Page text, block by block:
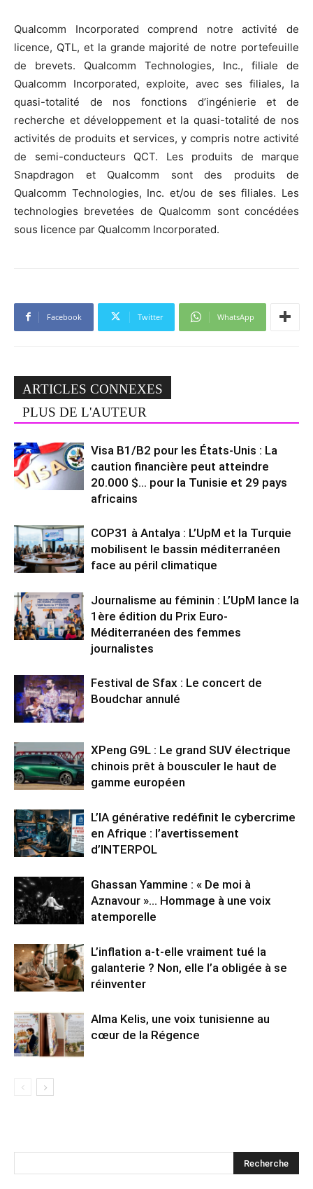
Qualcomm Incorporated comprend notre activité de
licence, QTL, et la grande majorité de notre portefeuille
de brevets. Qualcomm Technologies, Inc., filiale de
Qualcomm Incorporated, exploite, avec ses filiales, la
quasi-totalité de nos fonctions d’ingénierie et de
recherche et développement et la quasi-totalité de nos
activités de produits et services, y compris notre activité
de semi-conducteurs QCT. Les produits de marque
Snapdragon et Qualcomm sont des produits de
Qualcomm Technologies, Inc. et/ou de ses filiales. Les
technologies brevetées de Qualcomm sont concédées
sous licence par Qualcomm Incorporated.
Facebook Twitter WhatsApp
ARTICLES CONNEXES
PLUS DE L'AUTEUR
Visa B1/B2 pour les États-Unis : La
caution financière peut atteindre
20.000 $… pour la Tunisie et 29 pays
africains
COP31 à Antalya : L’UpM et la Turquie
mobilisent le bassin méditerranéen
face au péril climatique
Journalisme au féminin : L’UpM lance la
1ère édition du Prix Euro-
Méditerranéen des femmes
journalistes
Festival de Sfax : Le concert de
Boudchar annulé
XPeng G9L : Le grand SUV électrique
chinois prêt à bousculer le haut de
gamme européen
L’IA générative redéfinit le cybercrime
en Afrique : l’avertissement
d’INTERPOL
Ghassan Yammine : « De moi à
Aznavour »… Hommage à une voix
atemporelle
L’inflation a-t-elle vraiment tué la
galanterie ? Non, elle l’a obligée à se
réinventer
Alma Kelis, une voix tunisienne au
cœur de la Régence